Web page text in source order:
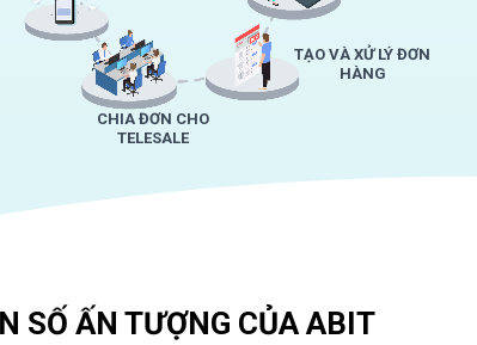
TẠO VÀ XỬ LÝ ĐƠN
HÀNG
CHIA ĐƠN CHO
TELESALE
SỐ ẤN TƯỢNG CỦA ABIT